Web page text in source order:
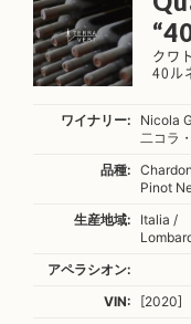
クワ
40ル
ワイナリー:
Nicola
二コラ
品種:
Pinot
生産地域:
Italia /
アペラシオン:
VIN:
[2020]